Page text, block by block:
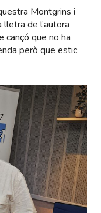
Montgrins i
de l’autora
cançó que no ha
però que estic